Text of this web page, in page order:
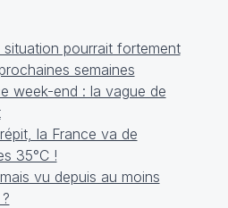
situation pourrait fortement
semaines
week-end : la vague de
la France va de
35°C !
vu depuis au moins